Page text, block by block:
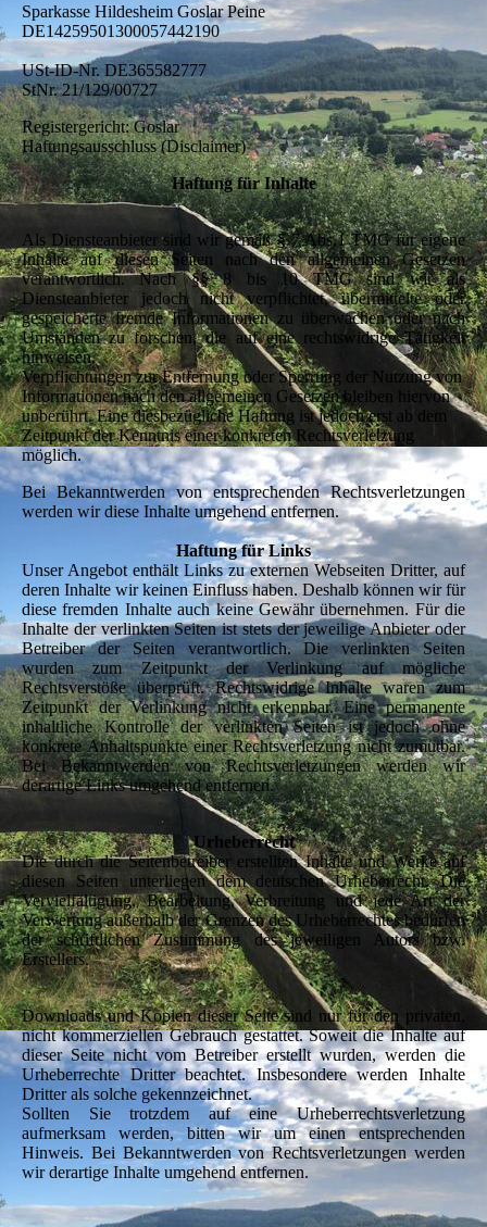
Sparkasse Hildesheim Goslar Peine
DE14259501300057442190
USt-ID-Nr. DE365582777
StNr. 21/129/00727
Registergericht: Goslar
Haftungsausschluss (Disclaimer)
Haftung für Inhalte
Als Diensteanbieter sind wir gemäß § 7 Abs.1 TMG für eigene
Inhalte auf diesen Seiten nach den allgemeinen Gesetzen
verantwortlich. Nach §§ 8 bis 10 TMG sind wir als
Diensteanbieter jedoch nicht verpflichtet, übermittelte oder
gespeicherte fremde Informationen zu überwachen oder nach
Umständen zu forschen, die auf eine rechtswidrige Tätigkeit
hinweisen.
Verpflichtungen zur Entfernung oder Sperrung der Nutzung von
Informationen nach den allgemeinen Gesetzen bleiben hiervon
unberührt. Eine diesbezügliche Haftung ist jedoch erst ab dem
Zeitpunkt der Kenntnis einer konkreten Rechtsverletzung
möglich.
Bei Bekanntwerden von entsprechenden Rechtsverletzungen
werden wir diese Inhalte umgehend entfernen.
Haftung für Links
Unser Angebot enthält Links zu externen Webseiten Dritter, auf
deren Inhalte wir keinen Einfluss haben. Deshalb können wir für
diese fremden Inhalte auch keine Gewähr übernehmen. Für die
Inhalte der verlinkten Seiten ist stets der jeweilige Anbieter oder
Betreiber der Seiten verantwortlich. Die verlinkten Seiten
wurden zum Zeitpunkt der Verlinkung auf mögliche
Rechtsverstöße überprüft. Rechtswidrige Inhalte waren zum
Zeitpunkt der Verlinkung nicht erkennbar. Eine permanente
inhaltliche Kontrolle der verlinkten Seiten ist jedoch ohne
konkrete Anhaltspunkte einer Rechtsverletzung nicht zumutbar.
Bei Bekanntwerden von Rechtsverletzungen werden wir
derartige Links umgehend entfernen.
Urheberrecht
Die durch die Seitenbetreiber erstellten Inhalte und Werke auf
diesen Seiten unterliegen dem deutschen Urheberrecht. Die
Vervielfältigung, Bearbeitung, Verbreitung und jede Art der
Verwertung außerhalb der Grenzen des Urheberrechtes bedürfen
der schriftlichen Zustimmung des jeweiligen Autors bzw.
Erstellers.
Downloads und Kopien dieser Seite sind nur für den privaten,
nicht kommerziellen Gebrauch gestattet. Soweit die Inhalte auf
dieser Seite nicht vom Betreiber erstellt wurden, werden die
Urheberrechte Dritter beachtet. Insbesondere werden Inhalte
Dritter als solche gekennzeichnet.
Sollten Sie trotzdem auf eine Urheberrechtsverletzung
aufmerksam werden, bitten wir um einen entsprechenden
Hinweis. Bei Bekanntwerden von Rechtsverletzungen werden
wir derartige Inhalte umgehend entfernen.